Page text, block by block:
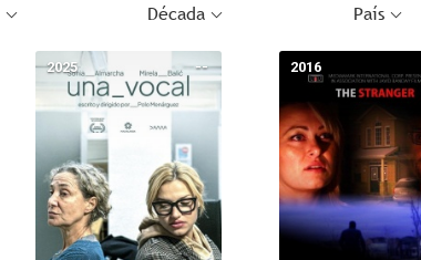
Década País
--
2025 2016